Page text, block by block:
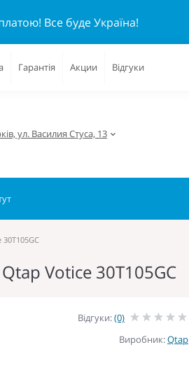
Все буде Україна!
Гарантія Акции Відгуки
ул. Василия Стуса, 13
Votice 30T105GC
Відгуки:(0)
Виробник:Qtap